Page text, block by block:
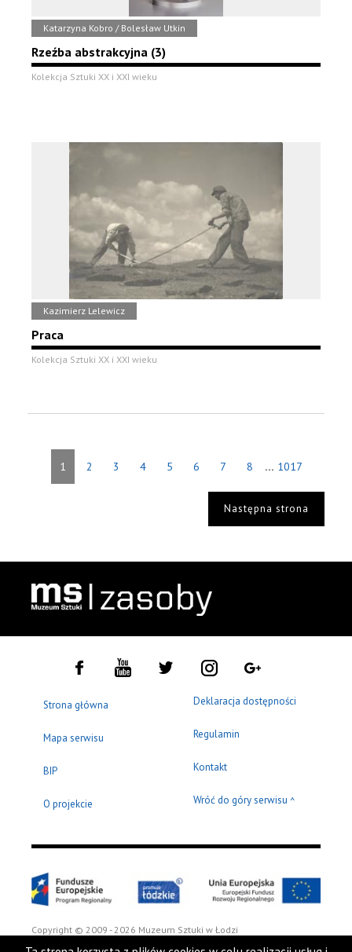
Katarzyna Kobro / Bolesław Utkin
Rzeźba abstrakcyjna (3)
Kolekcja Sztuki XX i XXI wieku
Kazimierz Lelewicz
Praca
Kolekcja Sztuki XX i XXI wieku
1 2 3 4 5 6 7 8 ... 1017
Następna strona
Strona główna
Mapa serwisu
BIP
O projekcie
Deklaracja dostępności
Regulamin
Kontakt
Wróć do góry serwisu ^
Copyright © 2009 - 2026 Muzeum Sztuki w Łodzi